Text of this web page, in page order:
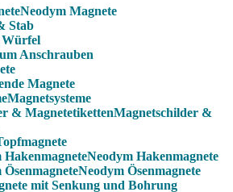
Neodym Magnete
Stab
Anschrauben
Magnete
Magnetsysteme
Magnetschilder &
Neodym Hakenmagnete
Neodym Ösenmagnete